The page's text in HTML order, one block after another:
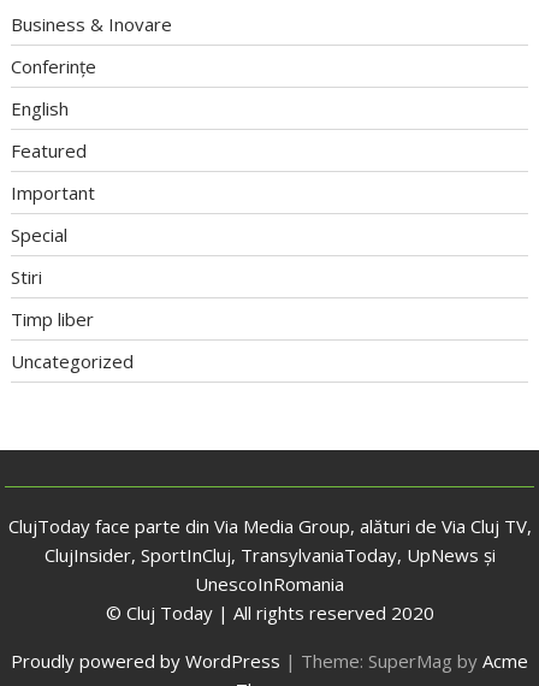
Business & Inovare
Conferințe
English
Featured
Important
Special
Stiri
Timp liber
Uncategorized
ClujToday face parte din Via Media Group, alături de Via Cluj TV,
ClujInsider, SportInCluj, TransylvaniaToday, UpNews și
UnescoInRomania
© Cluj Today | All rights reserved 2020
Proudly powered by WordPress | Theme: SuperMag by Acme